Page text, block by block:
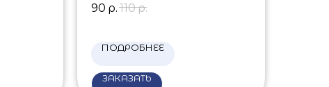
90 р. 110 р.
ПОДРОБНЕЕ
ЗАКАЗАТЬ